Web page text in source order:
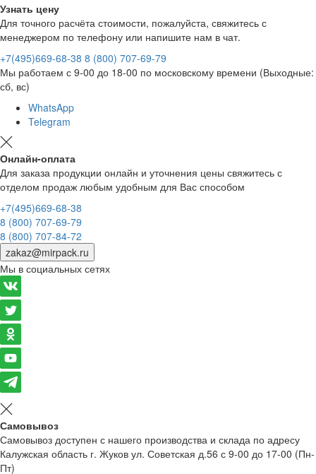
Узнать цену
Для точного расчёта стоимости, пожалуйста, свяжитесь с
менеджером по телефону или напишите нам в чат.
+7(495)669-68-38 8 (800) 707-69-79
Мы работаем с 9-00 до 18-00 по московскому времени (Выходные:
сб, вс)
WhatsApp
Telegram
Онлайн-оплата
Для заказа продукции онлайн и уточнения цены свяжитесь с
отделом продаж любым удобным для Вас способом
+7(495)669-68-38
8 (800) 707-69-79
8 (800) 707-84-72
zakaz@mirpack.ru
Мы в социальных сетях
Самовывоз
Самовывоз доступен с нашего производства и склада по адресу
Калужская область г. Жуков ул. Советская д.56 с 9-00 до 17-00 (Пн-
Пт)